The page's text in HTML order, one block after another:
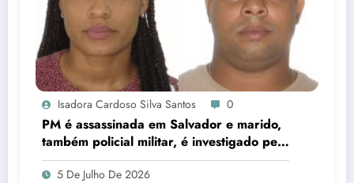
Isadora Cardoso Silva Santos 0
PM é assassinada em Salvador e marido,
também policial militar, é investigado pelo
crime
5 De Julho De 2026